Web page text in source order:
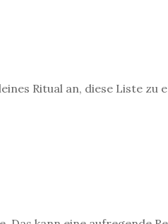
Ritual an, diese Liste zu